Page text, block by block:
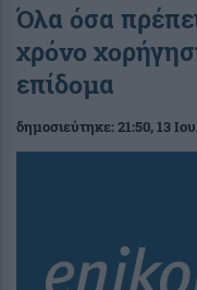
Όλα όσα
χρόνο
επίδομα
δημοσιεύτηκε:21:50, 13